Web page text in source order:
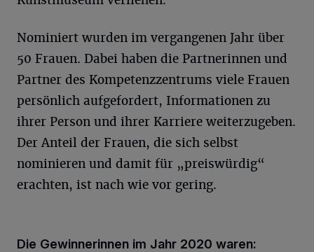
Nominiert wurden im vergangenen Jahr über
50 Frauen. Dabei haben die Partnerinnen und
Partner des Kompetenzzentrums viele Frauen
persönlich aufgefordert, Informationen zu
ihrer Person und ihrer Karriere weiterzugeben.
Der Anteil der Frauen, die sich selbst
nominieren und damit für „preiswürdig“
erachten, ist nach wie vor gering.
Die Gewinnerinnen im Jahr 2020 waren: